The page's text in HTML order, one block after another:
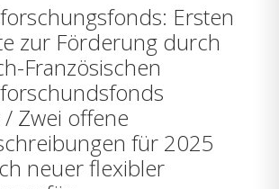
Ersten
zur Förderung durch
Französischen
Zwei offene
für 2025
neuer flexibler